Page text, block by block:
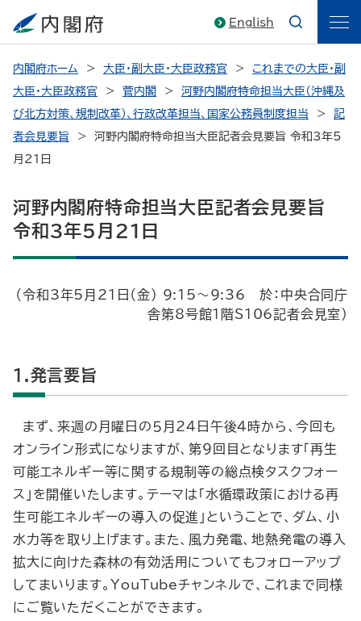
English
内閣府ホーム 大臣・副大臣・大臣政務官
これまでの大臣・副
大臣・大臣政務官
菅内閣
河野内閣府特命担当大臣（沖縄及
び北方対策、規制改革）、行政改革担当、国家公務員制度担当
記
者会見要旨
河野内閣府特命担当大臣記者会見要旨 令和3年5
月21日
河野内閣府特命担当大臣記者会見要旨
令和3年5月21日
（令和3年5月21日（金） 9:15～9:36 於：中央合同庁
舎第8号館1階S106記者会見室）
1.発言要旨
まず、来週の月曜日の５月24日午後４時から、今回も
オンライン形式になりますが、第９回目となります「再生
可能エネルギー等に関する規制等の総点検タスクフォー
ス」を開催いたします。テーマは「水循環政策における再
生可能エネルギーの導入の促進」ということで、ダム、小
水力等を取り上げます。また、風力発電、地熱発電の導入
拡大に向けた森林の有効活用についてもフォローアップ
してまいります。YouTubeチャンネルで、これまで同様
にご覧いただくことができます。